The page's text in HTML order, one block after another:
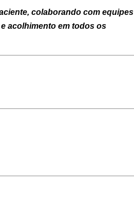
colaborando com equipes
acolhimento em todos os